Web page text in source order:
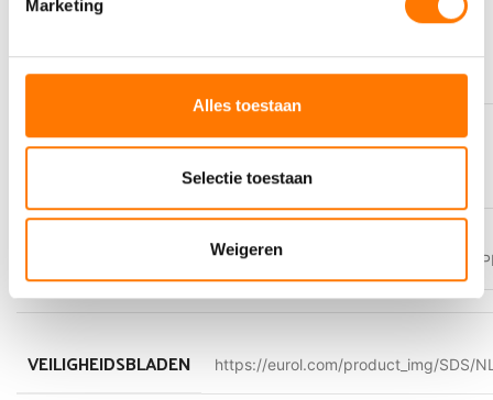
Marketing
Alles toestaan
Selectie toestaan
Weigeren
PERFORMANCE LEVEL
RECOMMENDED FOR USE MIL-L-2104D,MIL-L-46152C
https://eurol.com/product_img/PI/
VEILIGHEIDSBLADEN https://eurol.com/product_img/SDS/